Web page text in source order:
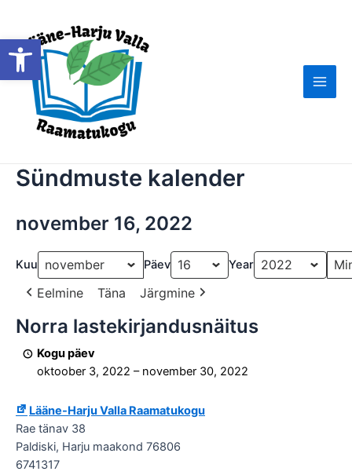
Open toolbar
content
Main
Sündmuste kalender
november 16, 2022
Kuu Päev Year
Eelmine Täna Järgmine
Norra
Norra lastekirjandusnäitus
Kogu päev
oktoober 3, 2022 – november 30, 2022
Lääne-Harju Valla Raamatukogu
Rae tänav 38
Paldiski, Harju maakond 76806
6741317